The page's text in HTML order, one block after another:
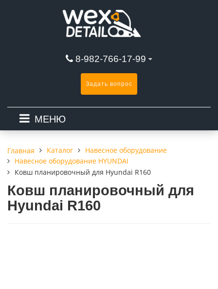
8-982-766-17-99
Задать вопрос
МЕНЮ
Главная Каталог
Навесное оборудование
Навесное оборудование HYUNDAI
Ковш планировочный для Hyundai R160
Ковш планировочный для
Hyundai R160